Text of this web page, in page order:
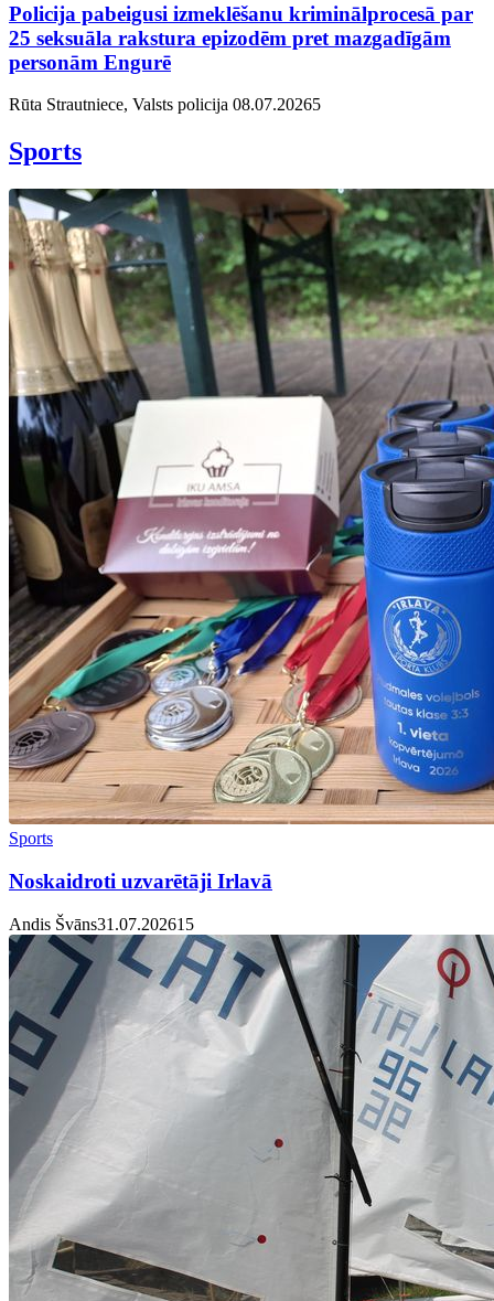
Policija pabeigusi izmeklēšanu kriminālprocesā par
25 seksuāla rakstura epizodēm pret mazgadīgām
personām Engurē
Rūta Strautniece, Valsts policija 08.07.20265
Sports
Sports
Noskaidroti uzvarētāji Irlavā
Andis Švāns31.07.20261 5